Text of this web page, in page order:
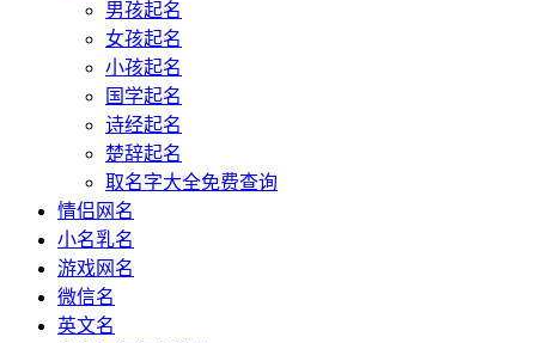
男孩起名
女孩起名
小孩起名
国学起名
诗经起名
楚辞起名
取名字大全免费查询
情侣网名
小名乳名
游戏网名
微信名
英文名